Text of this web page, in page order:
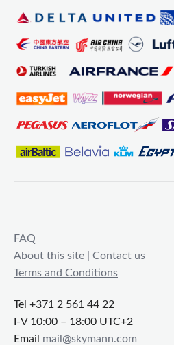
FAQ
About this site | Contact us
Terms and Conditions
Tel +371 2 561 44 22
I-V 10:00 – 18:00 UTC+2
Email mail@skymann.com